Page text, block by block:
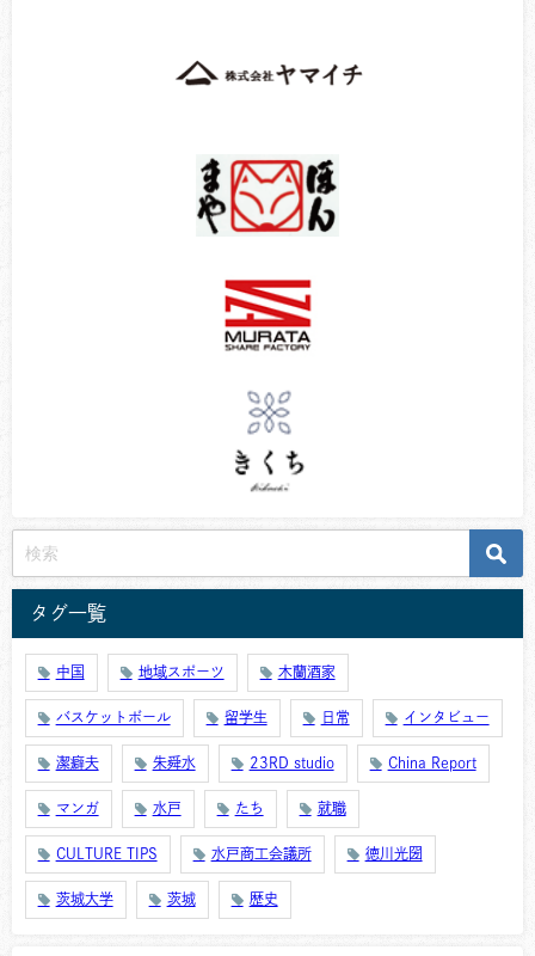
タグ一覧
中国 地域スポーツ 木蘭酒家
バスケットボール 留学生 日常 インタビュー
潔癖夫 朱舜水 23RD studio China Report
マンガ 水戸 たち 就職
CULTURE TIPS 水戸商工会議所 徳川光圀
茨城大学 茨城 歴史